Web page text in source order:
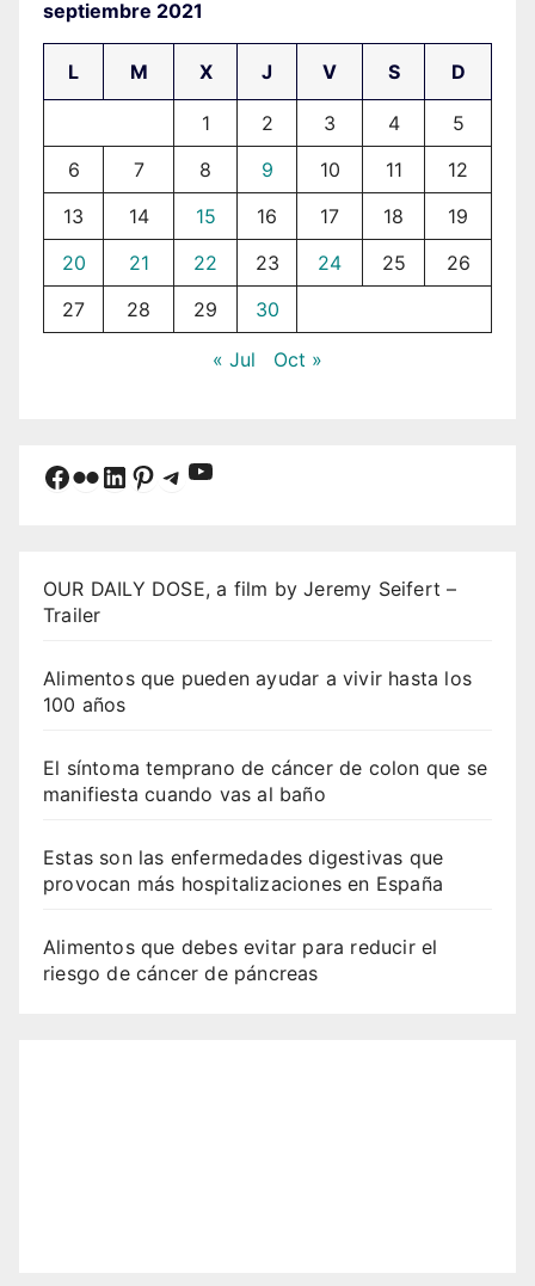
septiembre 2021
L M X J V S D
1 2 3 4
5
6
7 8 9 10 11
12
13
14 15 16 17 18
19
20
21 22 23 24 25
26
27
28 29 30
« Jul Oct »
Facebook
Flickr
LinkedIn
Pinterest
Telegram
YouTube
OUR DAILY DOSE, a film by Jeremy Seifert –
Trailer
Alimentos que pueden ayudar a vivir hasta los
100 años
El síntoma temprano de cáncer de colon que se
manifiesta cuando vas al baño
Estas son las enfermedades digestivas que
provocan más hospitalizaciones en España
Alimentos que debes evitar para reducir el
riesgo de cáncer de páncreas